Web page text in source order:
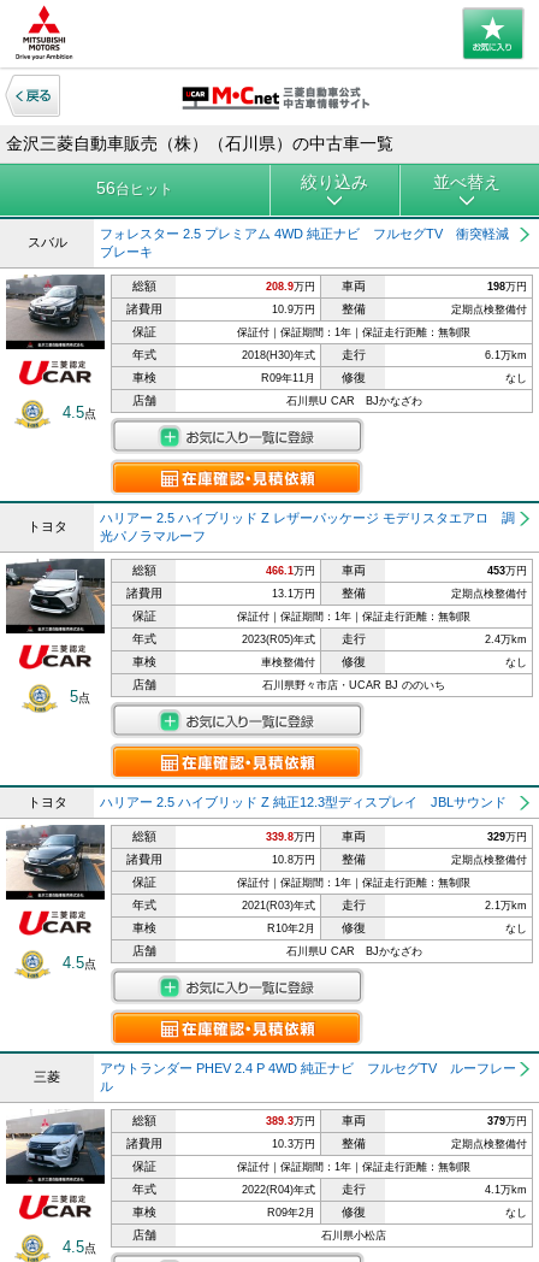
金沢三菱自動車販売（株）（石川県）の中古車一覧
56台ヒット 絞り込み 並べ替え
スバル
フォレスター 2.5 プレミアム 4WD 純正ナビ フルセグTV 衝突軽減
ブレーキ
4.5点
総額 208.9万円 車両 198万円
諸費用 10.9万円 整備 定期点検整備付
保証 保証付｜保証期間：1年｜保証走行距離：無制限
年式 2018(H30)年式 走行 6.1万km
車検 R09年11月 修復 なし
店舗 石川県U CAR BJかなざわ
トヨタ
ハリアー 2.5 ハイブリッド Z レザーパッケージ モデリスタエアロ 調
光パノラマルーフ
5点
総額 466.1万円 車両 453万円
諸費用 13.1万円 整備 定期点検整備付
保証 保証付｜保証期間：1年｜保証走行距離：無制限
年式 2023(R05)年式 走行 2.4万km
車検 車検整備付 修復 なし
店舗 石川県野々市店・UCAR BJ ののいち
トヨタ ハリアー 2.5 ハイブリッド Z 純正12.3型ディスプレイ JBLサウンド
4.5点
総額 339.8万円 車両 329万円
諸費用 10.8万円 整備 定期点検整備付
保証 保証付｜保証期間：1年｜保証走行距離：無制限
年式 2021(R03)年式 走行 2.1万km
車検 R10年2月 修復 なし
店舗 石川県U CAR BJかなざわ
三菱
アウトランダー PHEV 2.4 P 4WD 純正ナビ フルセグTV ルーフレー
ル
4.5点
総額 389.3万円 車両 379万円
諸費用 10.3万円 整備 定期点検整備付
保証 保証付｜保証期間：1年｜保証走行距離：無制限
年式 2022(R04)年式 走行 4.1万km
車検 R09年2月 修復 なし
店舗 石川県小松店